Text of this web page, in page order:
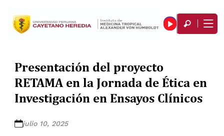
Presentación del proyecto
RETAMA en la Jornada de Ética en
Investigación en Ensayos Clínicos
julio 10, 2025